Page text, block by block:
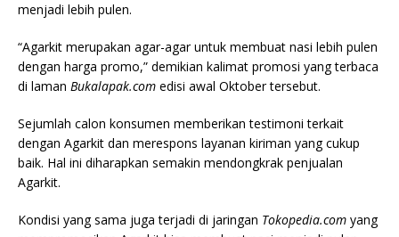
menjadi lebih pulen.
“Agarkit merupakan agar-agar untuk membuat nasi lebih pulen
dengan harga promo,” demikian kalimat promosi yang terbaca
di laman Bukalapak.com edisi awal Oktober tersebut.
Sejumlah calon konsumen memberikan testimoni terkait
dengan Agarkit dan merespons layanan kiriman yang cukup
baik. Hal ini diharapkan semakin mendongkrak penjualan
Agarkit.
Kondisi yang sama juga terjadi di jaringan Tokopedia.com yang